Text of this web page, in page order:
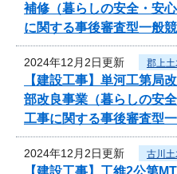
補修（暮らしの安全・安
に関する事後審査型一般
2024年12月2日更新 郡上
【建設工事】単河工第
部改良事業（暮らしの安
工事に関する事後審査型
2024年12月2日更新 古川
【建設工事】工維2公第